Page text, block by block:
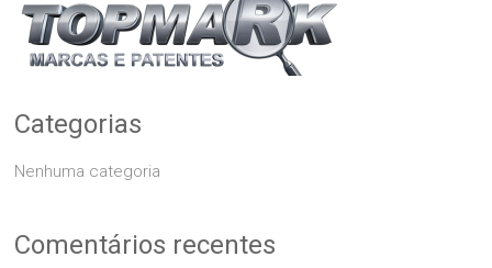
Categorias
Nenhuma categoria
Comentários recentes